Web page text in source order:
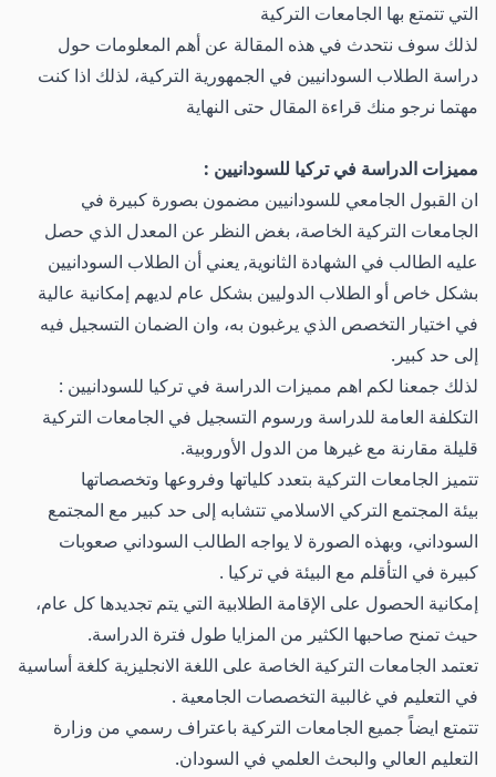
التي تتمتع بها الجامعات التركية
لذلك سوف نتحدث في هذه المقالة عن أهم المعلومات حول
دراسة الطلاب السودانيين في الجمهورية التركية، لذلك اذا كنت
مهتما نرجو منك قراءة المقال حتى النهاية
مميزات الدراسة في تركيا للسودانيين :
ان القبول الجامعي للسودانيين مضمون بصورة كبيرة في
الجامعات التركية الخاصة، بغض النظر عن المعدل الذي حصل
عليه الطالب في الشهادة الثانوية, يعني أن الطلاب السودانيين
بشكل خاص أو الطلاب الدوليين بشكل عام لديهم إمكانية عالية
في اختيار التخصص الذي يرغبون به، وان الضمان التسجيل فيه
إلى حد كبير.
لذلك جمعنا لكم اهم مميزات الدراسة في تركيا للسودانيين :
التكلفة العامة للدراسة ورسوم التسجيل في الجامعات التركية
قليلة مقارنة مع غيرها من الدول الأوروبية.
تتميز الجامعات التركية بتعدد كلياتها وفروعها وتخصصاتها
بيئة المجتمع التركي الاسلامي تتشابه إلى حد كبير مع المجتمع
السوداني، وبهذه الصورة لا يواجه الطالب السوداني صعوبات
كبيرة في التأقلم مع البيئة في تركيا .
إمكانية الحصول على الإقامة الطلابية التي يتم تجديدها كل عام،
حيث تمنح صاحبها الكثير من المزايا طول فترة الدراسة.
تعتمد الجامعات التركية الخاصة على اللغة الانجليزية كلغة أساسية
في التعليم في غالبية التخصصات الجامعية .
تتمتع ايضاً جميع الجامعات التركية باعتراف رسمي من وزارة
التعليم العالي والبحث العلمي في السودان.